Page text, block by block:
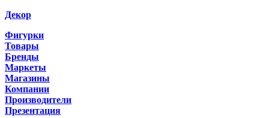
Декор
Фигурки
Товары
Бренды
Маркеты
Магазины
Компании
Производители
Презентация